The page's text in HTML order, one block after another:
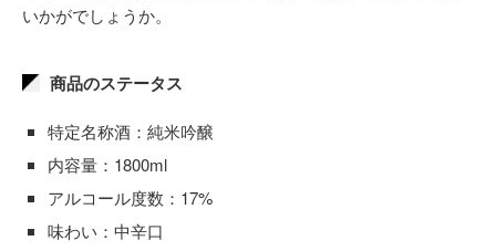
いかがでしょうか。
商品のステータス
特定名称酒：純米吟醸
内容量：1800ml
アルコール度数：17%
味わい：中辛口